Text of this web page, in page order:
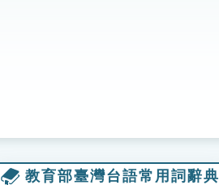
教育部臺灣台語常用詞辭典